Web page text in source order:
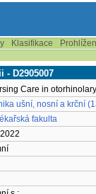
Klasifikace
D2905007
Care in
ušní, nosní a krční
fakulta